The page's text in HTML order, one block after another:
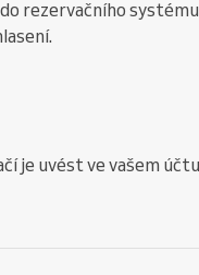
rezervačního
je uvést ve vašem